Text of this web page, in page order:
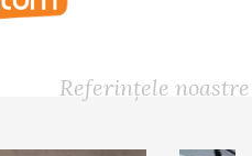
Referințele noastre